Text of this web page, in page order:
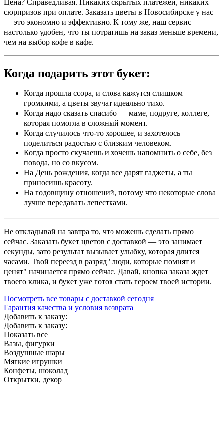
Цена? Справедливая. Никаких скрытых платежей, никаких
сюрпризов при оплате. Заказать цветы в Новосибирске у нас
— это экономно и эффективно. К тому же, наш сервис
настолько удобен, что ты потратишь на заказ меньше времени,
чем на выбор кофе в кафе.
Когда подарить этот букет:
Когда прошла ссора, и слова кажутся слишком
громкими, а цветы звучат идеально тихо.
Когда надо сказать спасибо — маме, подруге, коллеге,
которая помогла в сложный момент.
Когда случилось что-то хорошее, и захотелось
поделиться радостью с близким человеком.
Когда просто скучаешь и хочешь напомнить о себе, без
повода, но со вкусом.
На День рождения, когда все дарят гаджеты, а ты
приносишь красоту.
На годовщину отношений, потому что некоторые слова
лучше передавать лепестками.
Не откладывай на завтра то, что можешь сделать прямо
сейчас. Заказать букет цветов с доставкой — это занимает
секунды, зато результат вызывает улыбку, которая длится
часами. Твой переезд в разряд "люди, которые помнят и
ценят" начинается прямо сейчас. Давай, кнопка заказа ждет
твоего клика, и букет уже готов стать героем твоей истории.
Посмотреть все товары с доставкой сегодня
Гарантия качества и условия возврата
Добавить к заказу:
Добавить к заказу:
Показать все
Вазы, фигурки
Воздушные шары
Мягкие игрушки
Конфеты, шоколад
Открытки, декор